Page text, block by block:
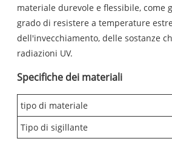
materiale durevole e flessibile, come
grado di resistere a temperature
dell'invecchiamento, delle sostanze
radiazioni UV.
Specifiche dei materiali
tipo di materiale
Tipo di sigillante